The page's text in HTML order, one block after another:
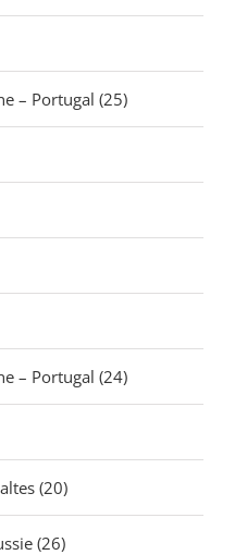
– Portugal (25)
– Portugal (24)
(20)
(26)